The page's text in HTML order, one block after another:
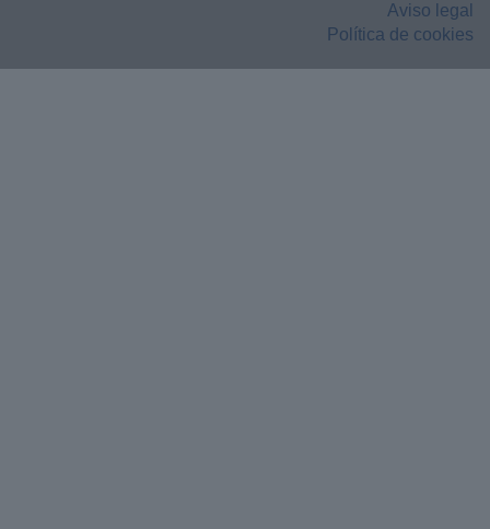
Aviso legal
Política de cookies